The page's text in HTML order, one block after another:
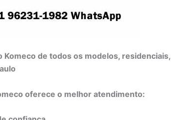
de todos os modelos, residenciais,
oferece o melhor atendimento: